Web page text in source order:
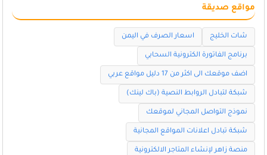
مواقع صديقة
شات الخليج اسعار الصرف في اليمن
برنامج الفاتورة الكترونية السحابي
اضف موقعك الى اكثر من 17 دليل مواقع عربي
شبكة لتبادل الروابط النصية (باك لينك)
نموذج التواصل المجاني لموقعك
شبكة تبادل اعلانات المواقع المجانية
منصة زاهر لإنشاء المتاجر الالكترونية